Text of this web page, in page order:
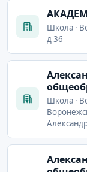
Школа ·
д 36
Школа ·